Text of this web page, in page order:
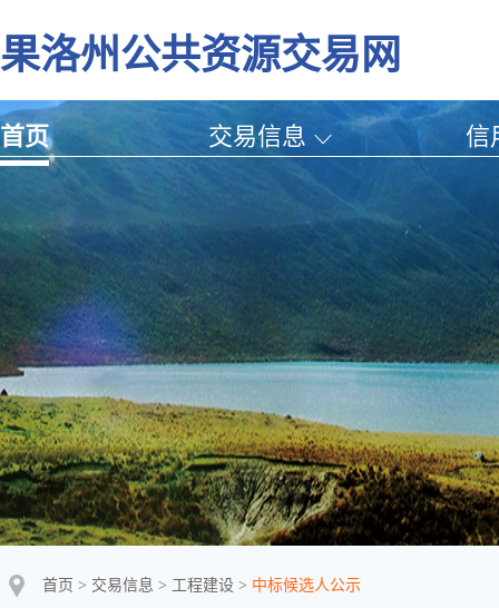
果洛州公共资源交易网
首页 交易信息 信
首页 > 交易信息 > 工程建设 > 中标候选人公示